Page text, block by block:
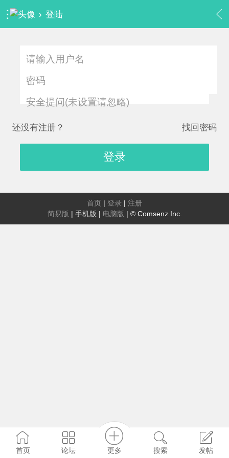
› 登陆
安全提问(未设置请忽略)
还没有注册？ 找回密码
登录
首页 | 登录 | 注册
简易版 | 手机版 | 电脑版 | © Comsenz Inc.
首页 论坛 更多 搜索 发帖